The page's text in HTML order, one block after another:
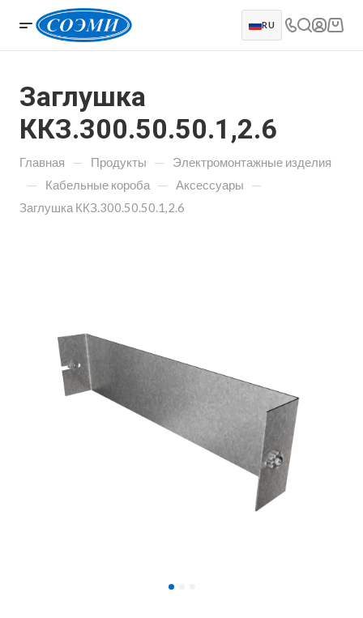
RU
Заглушка
ККЗ.300.50.50.1,2.6
Главная — Продукты — Электромонтажные изделия
— Кабельные короба — Аксессуары —
Заглушка ККЗ.300.50.50.1,2.6